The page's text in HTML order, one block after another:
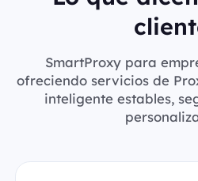
SmartProxy para
ofreciendo servicios de
inteligente estables,